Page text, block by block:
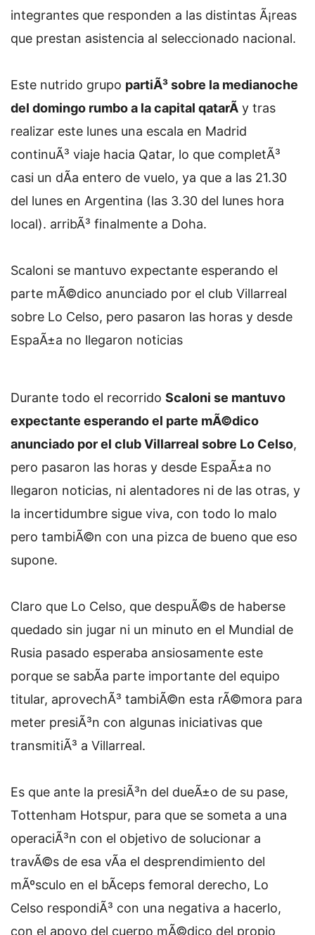
integrantes que responden a las distintas Ã¡reas
que prestan asistencia al seleccionado nacional.
Este nutrido grupo partiÃ³ sobre la medianoche
del domingo rumbo a la capital qatarÃ­ y tras
realizar este lunes una escala en Madrid
continuÃ³ viaje hacia Qatar, lo que completÃ³
casi un dÃ­a entero de vuelo, ya que a las 21.30
del lunes en Argentina (las 3.30 del lunes hora
local). arribÃ³ finalmente a Doha.
Scaloni se mantuvo expectante esperando el
parte mÃ©dico anunciado por el club Villarreal
sobre Lo Celso, pero pasaron las horas y desde
EspaÃ±a no llegaron noticias
Durante todo el recorrido Scaloni se mantuvo
expectante esperando el parte mÃ©dico
anunciado por el club Villarreal sobre Lo Celso,
pero pasaron las horas y desde EspaÃ±a no
llegaron noticias, ni alentadores ni de las otras, y
la incertidumbre sigue viva, con todo lo malo
pero tambiÃ©n con una pizca de bueno que eso
supone.
Claro que Lo Celso, que despuÃ©s de haberse
quedado sin jugar ni un minuto en el Mundial de
Rusia pasado esperaba ansiosamente este
porque se sabÃ­a parte importante del equipo
titular, aprovechÃ³ tambiÃ©n esta rÃ©mora para
meter presiÃ³n con algunas iniciativas que
transmitiÃ³ a Villarreal.
Es que ante la presiÃ³n del dueÃ±o de su pase,
Tottenham Hotspur, para que se someta a una
operaciÃ³n con el objetivo de solucionar a
travÃ©s de esa vÃ­a el desprendimiento del
mÃºsculo en el bÃ­ceps femoral derecho, Lo
Celso respondiÃ³ con una negativa a hacerlo,
con el apoyo del cuerpo mÃ©dico del propio